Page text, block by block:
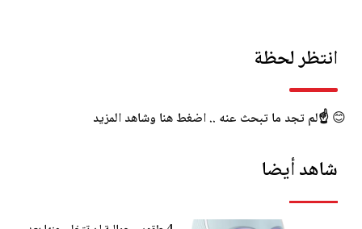
انتظر لحظة
😊☝️لم تجد ما تبحث عنه .. اضغط هنا وشاهد المزيد
شاهد أيضا